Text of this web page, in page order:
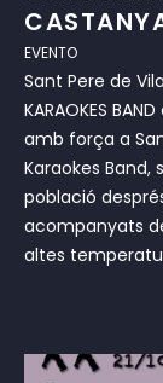
EVENTO
Sant Pere de
KARAOKES
amb força a
Karaokes Band,
població
acompanyats
altes